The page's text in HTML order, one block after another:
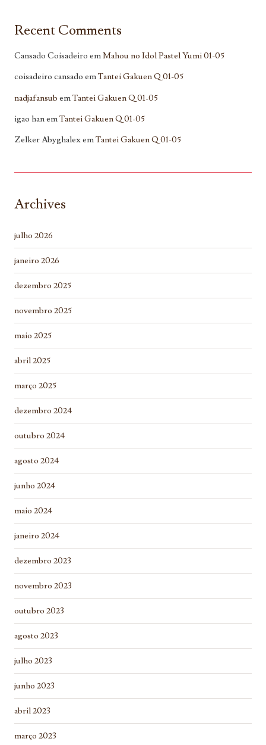
Recent Comments
Cansado Coisadeiro emMahou no Idol Pastel Yumi 01-05
coisadeiro cansado emTantei Gakuen Q 01-05
nadjafansub emTantei Gakuen Q 01-05
igao hanemTantei Gakuen Q 01-05
Zelker AbyghalexemTantei Gakuen Q 01-05
Archives
julho 2026
janeiro 2026
dezembro 2025
novembro 2025
maio 2025
abril 2025
março 2025
dezembro 2024
outubro 2024
agosto 2024
junho 2024
maio 2024
janeiro 2024
dezembro 2023
novembro 2023
outubro 2023
agosto 2023
julho 2023
junho 2023
abril 2023
março 2023